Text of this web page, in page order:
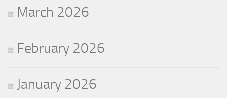
March 2026
February 2026
January 2026